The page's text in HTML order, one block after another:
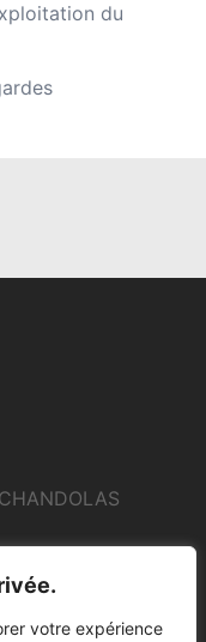
votre expérience
du